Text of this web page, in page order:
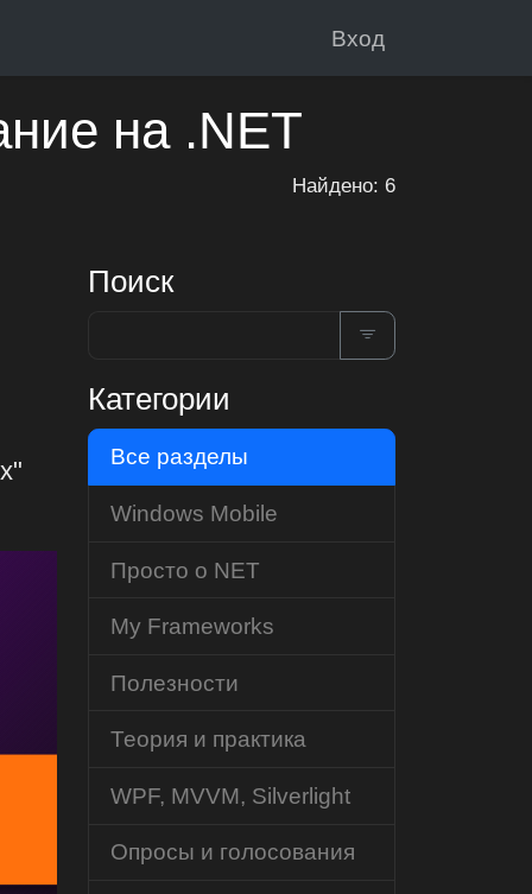
Вход
на .NET
Найдено: 6
Поиск
Категории
Все разделы
Windows Mobile
Просто о NET
My Frameworks
Полезности
Теория и практика
WPF, MVVM, Silverlight
Опросы и голосования